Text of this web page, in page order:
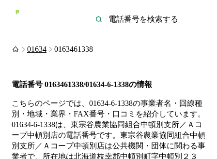
01634 0163461338
電話番号 0163461338/01634-6-1338の情報
こちらのページでは、 01634-6-1338の事業者名・回線種
別・地域・業界・FAX番号・口コミを紹介しています。
01634-6-1338は、 東宗谷農業協同組合中頓別支所／Ａコ
ープ中頓別店の電話番号です。 東宗谷農業協同組合中頓
別支所／Ａコープ中頓別店は公共機関・団体に関わる事
業者で、所在地は北海道枝幸郡中頓別町字中頓別２３